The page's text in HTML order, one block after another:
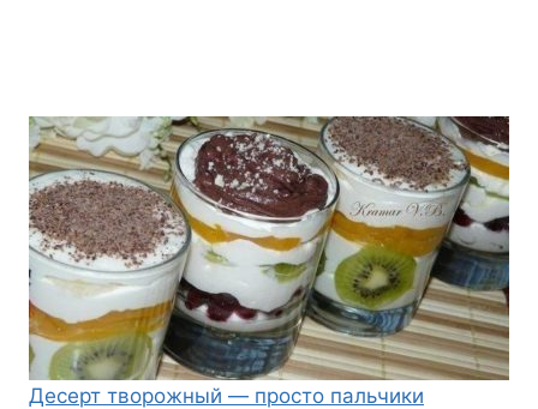
Десерт творожный — просто пальчики